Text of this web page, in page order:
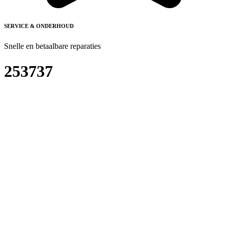
SERVICE & ONDERHOUD
Snelle en betaalbare reparaties
253737